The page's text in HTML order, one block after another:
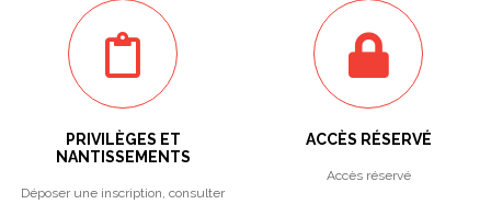
PRIVILÈGES ET
NANTISSEMENTS
Déposer une inscription, consulter
ACCÈS RÉSERVÉ
Accès réservé